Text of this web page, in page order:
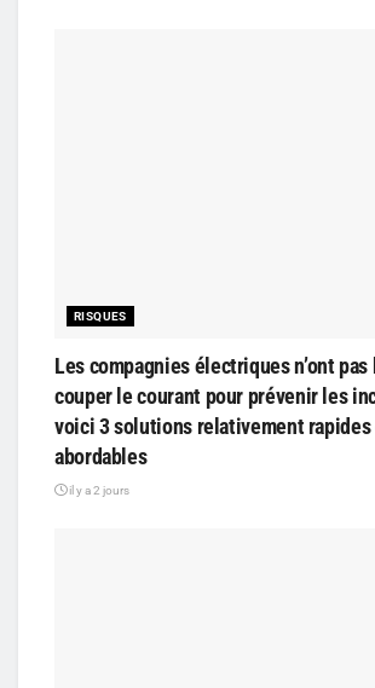
RISQUES
Les compagnies électriques n’ont
couper le courant pour prévenir les
voici 3 solutions relativement
abordables
il y a 2 jours